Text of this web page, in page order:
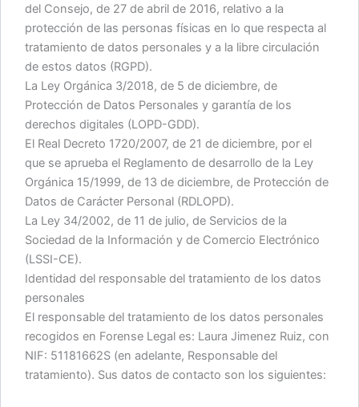
del Consejo, de 27 de abril de 2016, relativo a la
protección de las personas físicas en lo que respecta al
tratamiento de datos personales y a la libre circulación
de estos datos (RGPD).
La Ley Orgánica 3/2018, de 5 de diciembre, de
Protección de Datos Personales y garantía de los
derechos digitales (LOPD-GDD).
El Real Decreto 1720/2007, de 21 de diciembre, por el
que se aprueba el Reglamento de desarrollo de la Ley
Orgánica 15/1999, de 13 de diciembre, de Protección de
Datos de Carácter Personal (RDLOPD).
La Ley 34/2002, de 11 de julio, de Servicios de la
Sociedad de la Información y de Comercio Electrónico
(LSSI-CE).
Identidad del responsable del tratamiento de los datos
personales
El responsable del tratamiento de los datos personales
recogidos en Forense Legal es: Laura Jimenez Ruiz, con
NIF: 51181662S (en adelante, Responsable del
tratamiento). Sus datos de contacto son los siguientes: